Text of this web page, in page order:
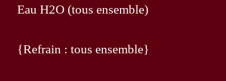
Eau H2O (tous ensemble)
{Refrain : tous ensemble}